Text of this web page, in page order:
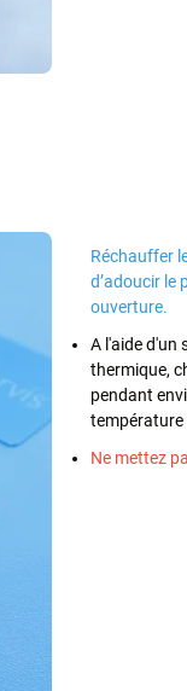
Réchauffer
d’adoucir le
ouverture.
A l'aide d'un
thermique,
pendant
température
Ne mettez